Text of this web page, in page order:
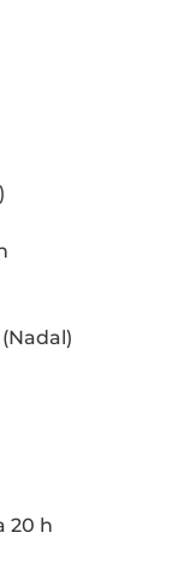
20 h